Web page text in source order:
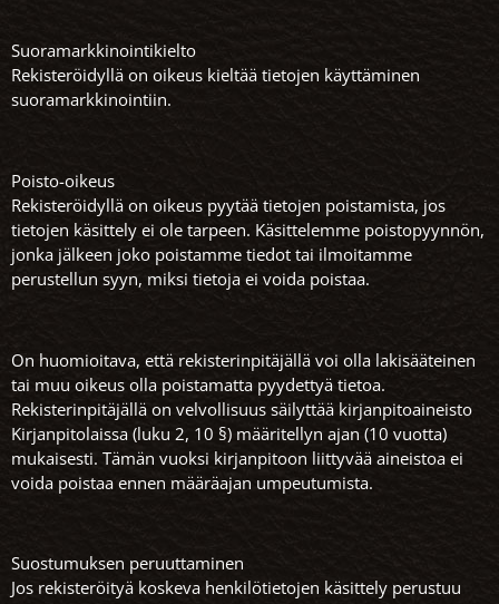
Suoramarkkinointikielto
Rekisteröidyllä on oikeus kieltää tietojen käyttäminen
suoramarkkinointiin.
Poisto-oikeus
Rekisteröidyllä on oikeus pyytää tietojen poistamista, jos
tietojen käsittely ei ole tarpeen. Käsittelemme poistopyynnön,
jonka jälkeen joko poistamme tiedot tai ilmoitamme
perustellun syyn, miksi tietoja ei voida poistaa.
On huomioitava, että rekisterinpitäjällä voi olla lakisääteinen
tai muu oikeus olla poistamatta pyydettyä tietoa.
Rekisterinpitäjällä on velvollisuus säilyttää kirjanpitoaineisto
Kirjanpitolaissa (luku 2, 10 §) määritellyn ajan (10 vuotta)
mukaisesti. Tämän vuoksi kirjanpitoon liittyvää aineistoa ei
voida poistaa ennen määräajan umpeutumista.
Suostumuksen peruuttaminen
Jos rekisteröityä koskeva henkilötietojen käsittely perustuu